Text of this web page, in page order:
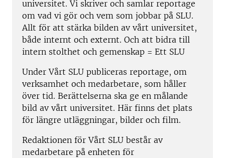
universitet. Vi skriver och samlar reportage
om vad vi gör och vem som jobbar på SLU.
Allt för att stärka bilden av vårt universitet,
både internt och externt. Och att bidra till
intern stolthet och gemenskap = Ett SLU
Under Vårt SLU publiceras reportage, om
verksamhet och medarbetare, som håller
över tid. Berättelserna ska ge en målande
bild av vårt universitet. Här finns det plats
för längre utläggningar, bilder och film.
Redaktionen för Vårt SLU består av
medarbetare på enheten för